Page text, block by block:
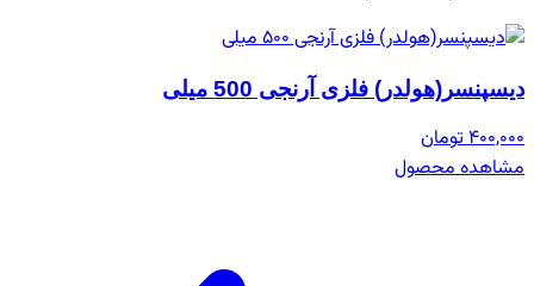
دیسپنسر(هولدر) فلزی آرنجی 500 میلی
400,000 تومان
مشاهده محصول